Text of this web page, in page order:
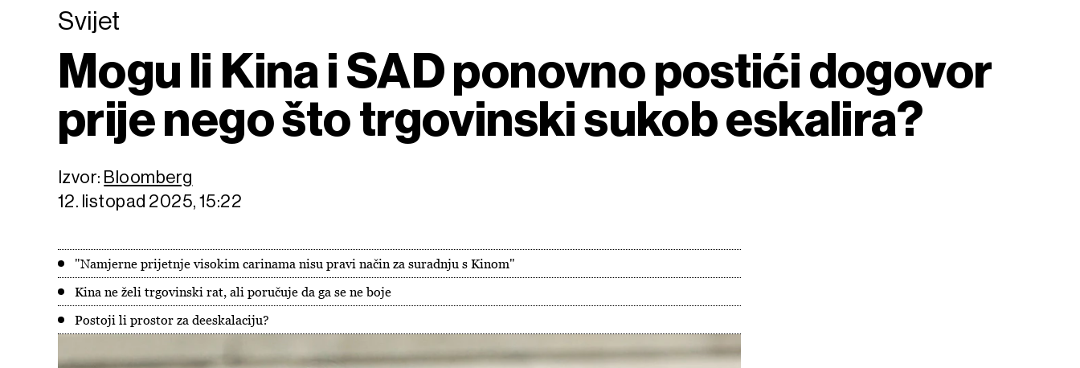
Svijet
Mogu li Kina i SAD ponovno postići dogovor
prije nego što trgovinski sukob eskalira?
Izvor: Bloomberg
12. listopad 2025, 15:22
"Namjerne prijetnje visokim carinama nisu pravi način za suradnju s Kinom"
Kina ne želi trgovinski rat, ali poručuje da ga se ne boje
Postoji li prostor za deeskalaciju?